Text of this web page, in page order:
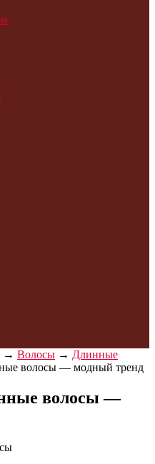
→ Волосы → Длинные
волосы — модный тренд
волосы —